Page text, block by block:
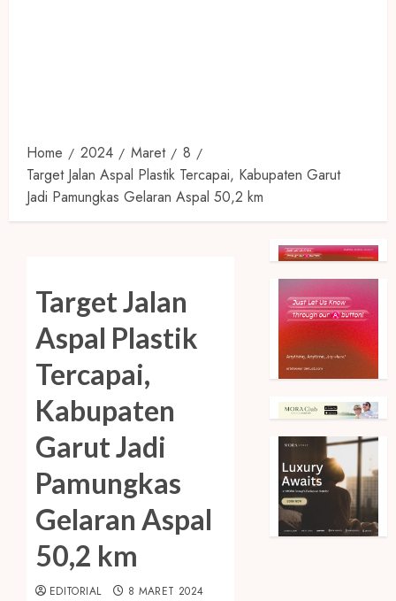
Home 2024 Maret
8
Target Jalan Aspal Plastik Tercapai, Kabupaten Garut
Jadi Pamungkas Gelaran Aspal 50,2 km
Target Jalan
Aspal Plastik
Tercapai,
Kabupaten
Garut Jadi
Pamungkas
Gelaran Aspal
50,2 km
EDITORIAL 8 MARET 2024